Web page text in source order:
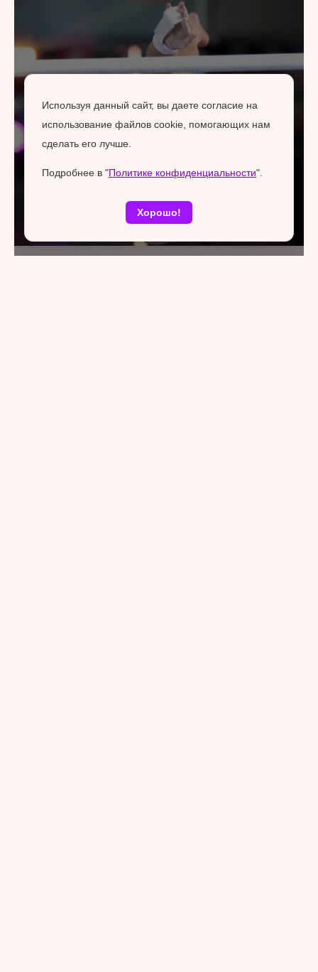
Используя данный сайт, вы даете согласие на
использование файлов cookie, помогающих нам
сделать его лучше.
Подробнее в "Политике конфиденциальности".
Хорошо!